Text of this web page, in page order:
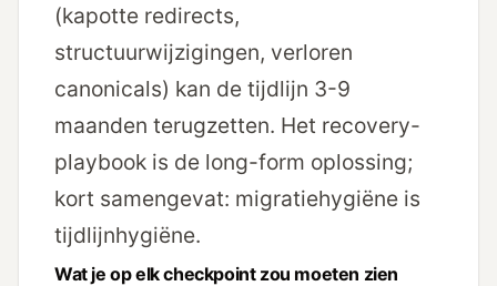
(kapotte redirects,
structuurwijzigingen, verloren
canonicals) kan de tijdlijn 3-9
maanden terugzetten. Het recovery-
playbook is de long-form oplossing;
kort samengevat: migratiehygiëne is
tijdlijnhygiëne.
Wat je op elk checkpoint zou moeten zien